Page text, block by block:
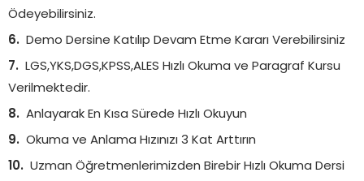
Ödeyebilirsiniz.
Demo Dersine Katılıp Devam Etme Kararı Verebilirsiniz
LGS,YKS,DGS,KPSS,ALES Hızlı Okuma ve Paragraf Kursu
Verilmektedir.
Anlayarak En Kısa Sürede Hızlı Okuyun
Okuma ve Anlama Hızınızı 3 Kat Arttırın
Uzman Öğretmenlerimizden Birebir Hızlı Okuma Dersi